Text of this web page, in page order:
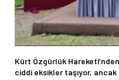
Kürt Özgürlük
ciddi eksikler taşıyor, ancak